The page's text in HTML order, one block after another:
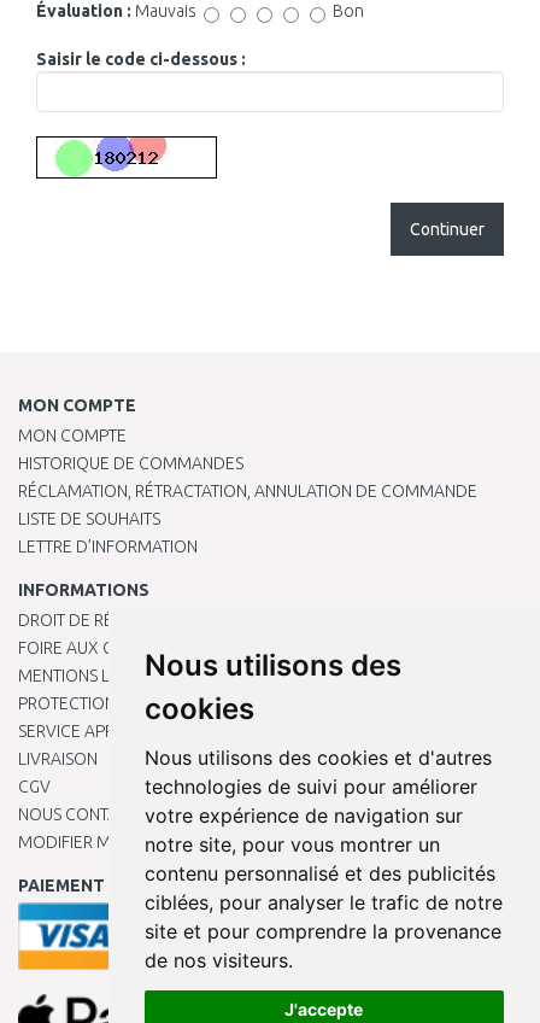
Nous utilisons des
cookies
Nous utilisons des cookies et d'autres
technologies de suivi pour améliorer
votre expérience de navigation sur
notre site, pour vous montrer un
contenu personnalisé et des publicités
ciblées, pour analyser le trafic de notre
site et pour comprendre la provenance
de nos visiteurs.
J'accepte
Évaluation : Mauvais Bon
Saisir le code ci-dessous :
Continuer
MON COMPTE
MON COMPTE
HISTORIQUE DE COMMANDES
RÉCLAMATION, RÉTRACTATION, ANNULATION DE COMMANDE
LISTE DE SOUHAITS
LETTRE D’INFORMATION
INFORMATIONS
DROIT DE RÉTRACTATION
FOIRE AUX QUESTIONS
MENTIONS LÉGALES
PROTECTION DES DONNÉES PERSONNELLES
SERVICE APRÈS-VENTE
LIVRAISON
CGV
NOUS CONTACTER
MODIFIER MES PRÉFÉRENCES DE COOKIES
PAIEMENT EN LIGNE